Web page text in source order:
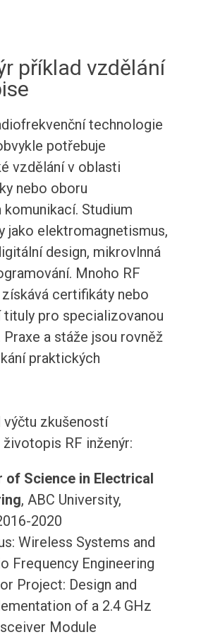
příklad vzdělání
technologie
potřebuje
vzdělání v oblasti
nebo oboru
Studium
jako elektromagnetismus,
design, mikrovlnná
Mnoho RF
certifikáty nebo
tituly pro specializovanou
a stáže jsou rovněž
praktických
výčtu zkušeností
RF inženýr:
of Science in Electrical
, ABC University,
2020
Wireless Systems and
Frequency Engineering
Project: Design and
of a 2.4 GHz
Module